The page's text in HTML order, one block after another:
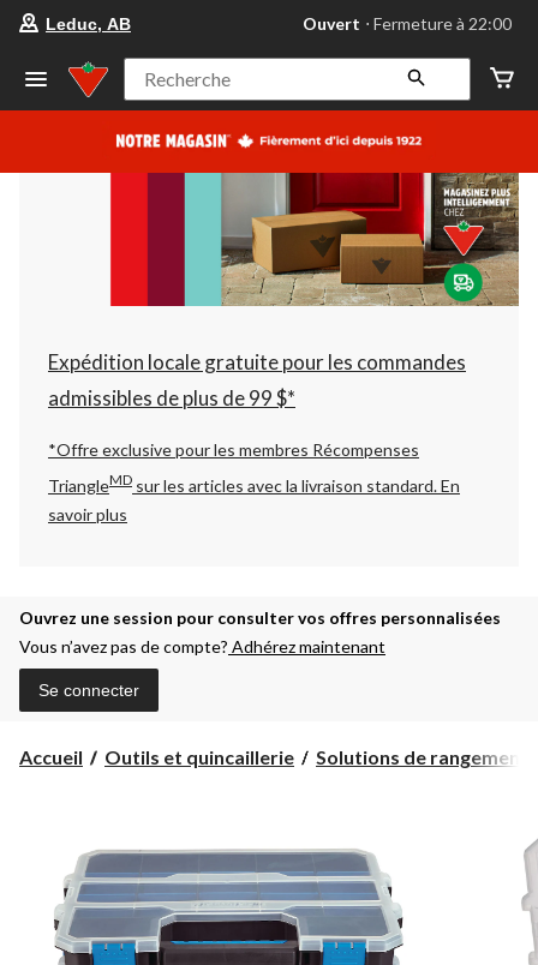
votre
préféré
Leduc,
AB,
courament
Fermeture
à
22:00
cliquer
pour
changer
Leduc, AB Ouvert ⋅ Fermeture à 22:00
Recherche
Expédition locale gratuite pour les commandes
admissibles de plus de 99 $*
*Offre exclusive pour les membres Récompenses
TriangleMD sur les articles avec la livraison standard.En
savoir plus
Ouvrez une session pour consulter vos offres personnalisées
Vous n’avez pas de compte? Adhérez maintenant
Se connecter
Accueil Outils et quincaillerie Solutions de rangement